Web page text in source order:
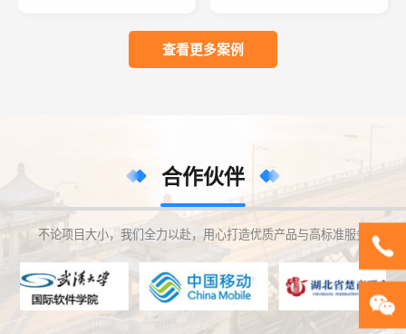
教育研学基地为依托。主要经营
范围包含中小学体育测试、体育
教育研学基地为依托。主要经营
范围包含中小学体育测试、体育
查看更多案例
合作伙伴
不论项目大小，我们全力以赴，用心打造优质产品与高标准服务